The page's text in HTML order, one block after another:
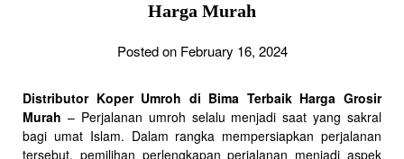
Harga Murah
Posted on February 16, 2024
Distributor Koper Umroh di Bima Terbaik Harga Grosir
Murah – Perjalanan umroh selalu menjadi saat yang sakral
bagi umat Islam. Dalam rangka mempersiapkan perjalanan
tersebut, pemilihan perlengkapan perjalanan menjadi aspek